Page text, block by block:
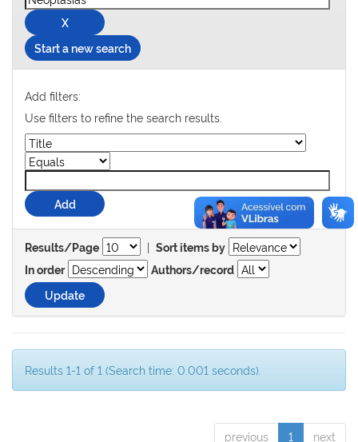
Start a new search
Add filters:
Use filters to refine the search results.
Results/Page | Sort items by
In order
Authors/record
Results 1-1 of 1 (Search time: 0.001 seconds).
previous 1 next